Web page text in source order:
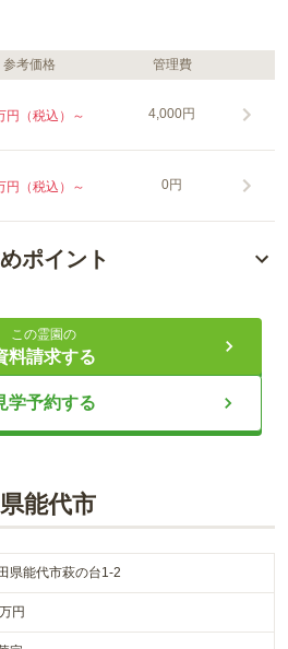
参考価格 管理費
円（税込）～ 4,000円
円（税込）～ 0円
ポイント
る
り
ケーション抜群の霊園です。 宗旨・
を大切にすることができます。 お墓
や合葬墓の他に、跡継ぎや管理料の
ための合同供養墓と個別墓がありま
この霊園の
料請求する
学予約する
能代市
県能代市萩の台1-2
万円